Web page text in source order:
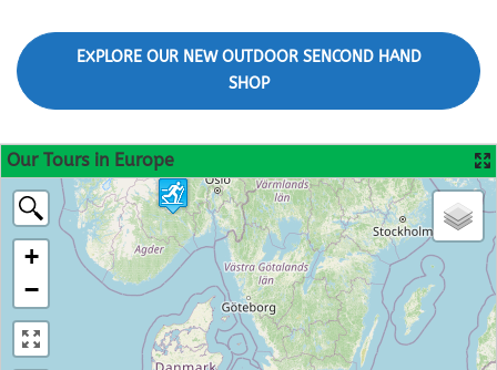
EXPLORE OUR NEW OUTDOOR SENCOND HAND
SHOP
Our Tours in Europe
+
−